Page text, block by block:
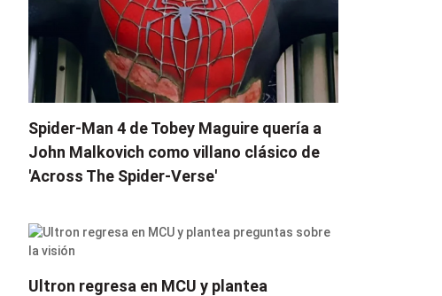
Spider-Man 4 de Tobey Maguire quería a
John Malkovich como villano clásico de
'Across The Spider-Verse'
Ultron regresa en MCU y plantea